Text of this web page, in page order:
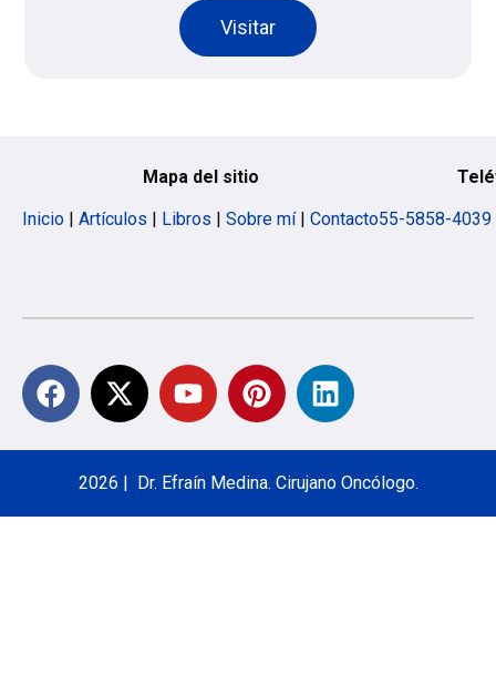
Visitar
Mapa del sitio
Inicio Artículos Libros Sobre mí| Contacto55-5858-4039
2026 | Dr. Efraín Medina. Cirujano Oncólogo.